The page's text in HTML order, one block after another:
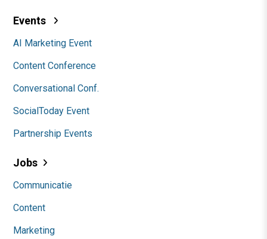
Events
AI Marketing Event
Content Conference
Conversational Conf.
SocialToday Event
Partnership Events
Jobs
Communicatie
Content
Marketing